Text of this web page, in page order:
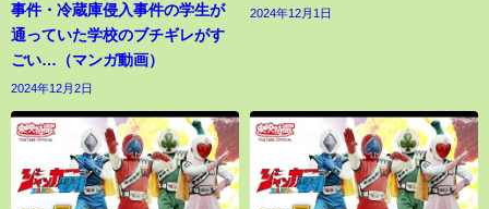
事件・冷蔵庫侵入事件の学生が
通っていた学校のブチギレがす
ごい…（マンガ動画）
2024年12月2日
2024年12月1日